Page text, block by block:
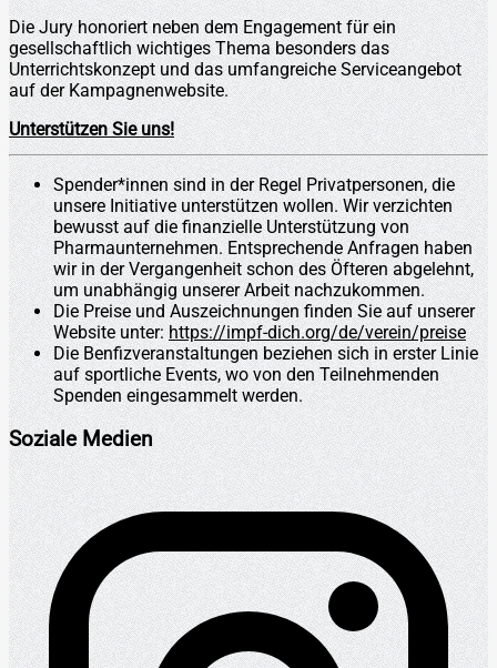
Die Jury honoriert neben dem Engagement für ein
gesellschaftlich wichtiges Thema besonders das
Unterrichtskonzept und das umfangreiche Serviceangebot
auf der Kampagnenwebsite.
Unterstützen Sie uns!
Spender*innen sind in der Regel Privatpersonen, die
unsere Initiative unterstützen wollen. Wir verzichten
bewusst auf die finanzielle Unterstützung von
Pharmaunternehmen. Entsprechende Anfragen haben
wir in der Vergangenheit schon des Öfteren abgelehnt,
um unabhängig unserer Arbeit nachzukommen.
Die Preise und Auszeichnungen finden Sie auf unserer
Website unter:https://impf-dich.org/de/verein/preise
Die Benfizveranstaltungen beziehen sich in erster Linie
auf sportliche Events, wo von den Teilnehmenden
Spenden eingesammelt werden.
Soziale Medien